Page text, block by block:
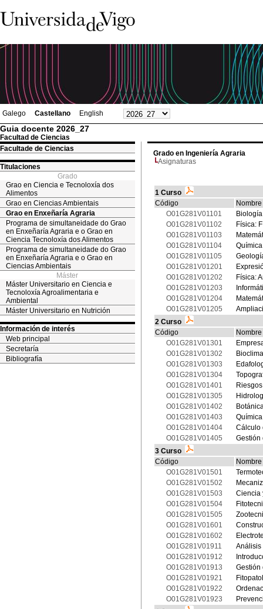
Galego Castellano English
Guia docente 2026_27
Facultad de Ciencias
Facultade de Ciencias
Titulaciones
Grado
Grao en Ciencia e Tecnoloxía dos
Alimentos
Grao en Ciencias Ambientais
Grao en Enxeñaría Agraria
Programa de simultaneidade do Grao
en Enxeñaría Agraria e o Grao en
Ciencia Tecnoloxía dos Alimentos
Programa de simultaneidade do Grao
en Enxeñaría Agraria e o Grao en
Ciencias Ambientais
Máster
Máster Universitario en Ciencia e
Tecnoloxía Agroalimentaria e
Ambiental
Máster Universitario en Nutrición
Información de interés
Web principal
Secretaría
Bibliografía
Grado en Ingeniería Agraria
Asignaturas
1 Curso
Código
Nombre
O01G281V01101
O01G281V01102
Física:
O01G281V01103
O01G281V01104
O01G281V01105
O01G281V01201
O01G281V01202
Física:
O01G281V01203
O01G281V01204
O01G281V01205
2 Curso
Código
Nombre
O01G281V01301
O01G281V01302
O01G281V01303
O01G281V01304
O01G281V01401
O01G281V01305
O01G281V01402
O01G281V01403
O01G281V01404
Cálculo
O01G281V01405
Gestión
3 Curso
Código
Nombre
O01G281V01501
O01G281V01502
O01G281V01503
Ciencia
O01G281V01504
O01G281V01505
O01G281V01601
O01G281V01602
O01G281V01911
Análisis
O01G281V01912
O01G281V01913
Gestión
O01G281V01921
O01G281V01922
O01G281V01923